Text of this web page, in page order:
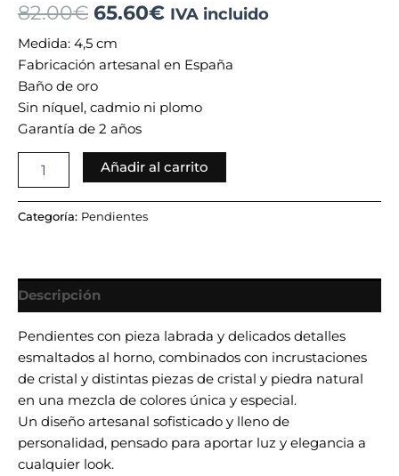
82.00€ 65.60€ IVA incluido
Medida: 4,5 cm
Fabricación artesanal en España
Baño de oro
Sin níquel, cadmio ni plomo
Garantía de 2 años
Añadir al carrito
Categoría: Pendientes
Descripción
Pendientes con pieza labrada y delicados detalles
esmaltados al horno, combinados con incrustaciones
de cristal y distintas piezas de cristal y piedra natural
en una mezcla de colores única y especial.
Un diseño artesanal sofisticado y lleno de
personalidad, pensado para aportar luz y elegancia a
cualquier look.